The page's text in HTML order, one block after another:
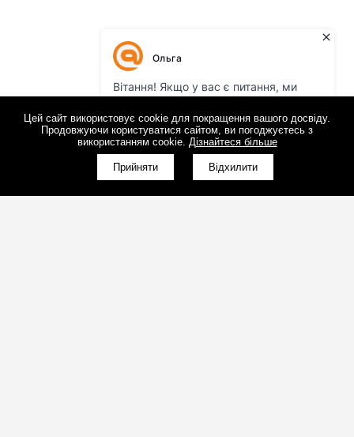
Цей сайт використовує cookie для покращення вашого досвіду.
Продовжуючи користуватися сайтом, ви погоджуєтесь з
використанням cookie. Дізнайтеся більше
Прийняти Відхилити